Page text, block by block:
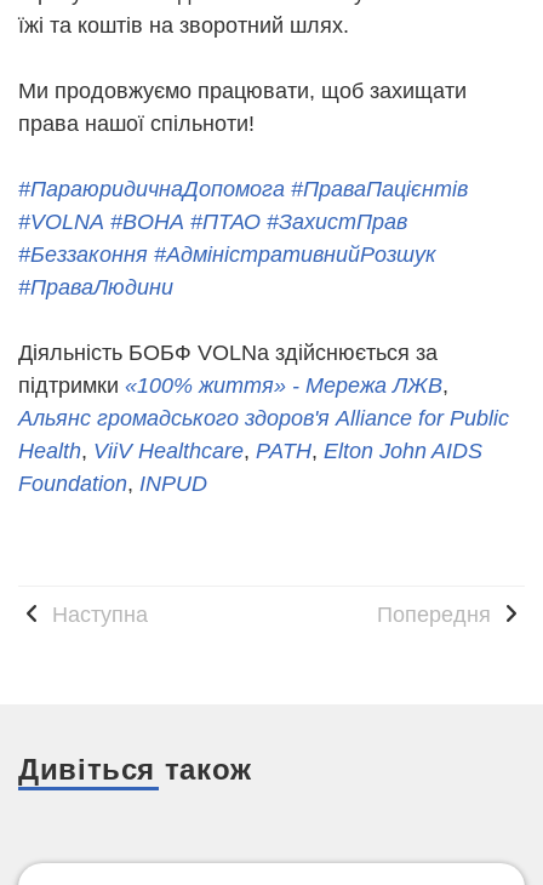
їжі та коштів на зворотний шлях.
Ми продовжуємо працювати, щоб захищати
права нашої спільноти!
#ПараюридичнаДопомога #ПраваПацієнтів
#VOLNA #ВОНА #ПТАО #ЗахистПрав
#Беззаконня #АдміністративнийРозшук
#ПраваЛюдини
Діяльність БОБФ VOLNa здійснюється за
підтримки «100% життя» - Мережа ЛЖВ,
Альянс громадського здоров'я Alliance for Public
Health, ViiV Healthcare, PATH, Elton John AIDS
Foundation, INPUD
Наступна Попередня
Дивіться також